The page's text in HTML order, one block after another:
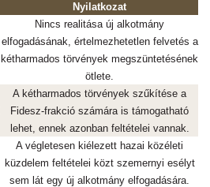
Nyilatkozat
Nincs realitása új alkotmány
elfogadásának, értelmezhetetlen felvetés a
kétharmados törvények megszüntetésének
ötlete.
A kétharmados törvények szűkítése a
Fidesz-frakció számára is támogatható
lehet, ennek azonban feltételei vannak.
A végletesen kiélezett hazai közéleti
küzdelem feltételei közt szemernyi esélyt
sem lát egy új alkotmány elfogadására.